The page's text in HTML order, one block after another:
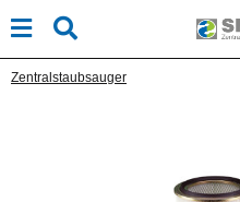
Zentralstaubsauger